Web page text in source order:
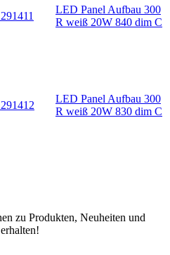
LED Panel Aufbau 300
R weiß 20W 840 dim C
LED Panel Aufbau 300
R weiß 20W 830 dim C
zu Produkten, Neuheiten und